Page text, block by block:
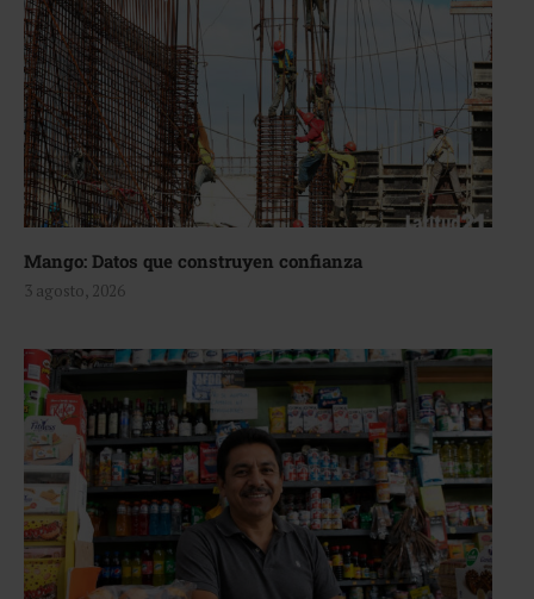
Mango: Datos que construyen confianza
3 agosto, 2026